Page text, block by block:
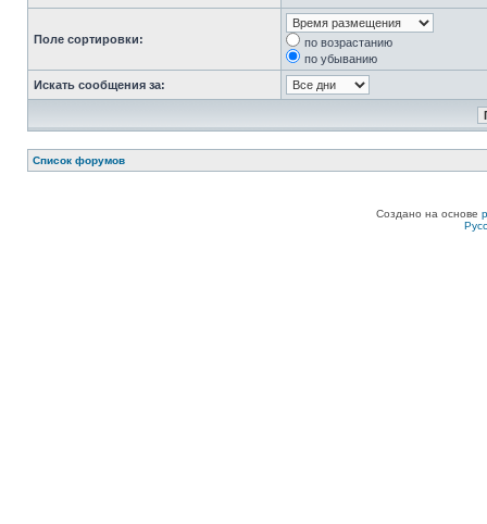
Поле сортировки:
по возрастанию
по убыванию
Искать сообщения за:
Список форумов
Создано на основе